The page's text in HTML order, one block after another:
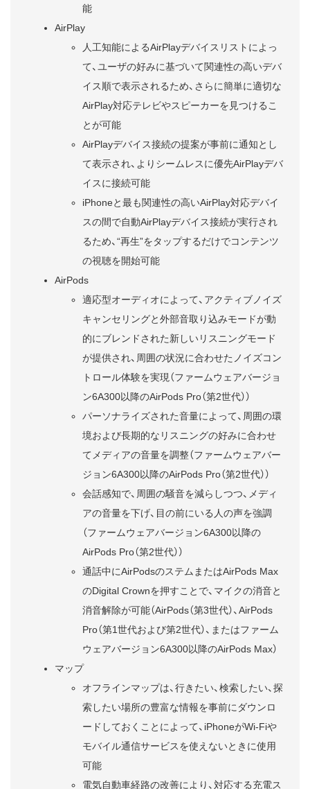
能
AirPlay
人工知能によるAirPlayデバイスリストによっ
て、ユーザの好みに基づいて関連性の高いデバ
イス順で表示されるため、さらに簡単に適切な
AirPlay対応テレビやスピーカーを見つけるこ
とが可能
AirPlayデバイス接続の提案が事前に通知とし
て表示され、よりシームレスに優先AirPlayデバ
イスに接続可能
iPhoneと最も関連性の高いAirPlay対応デバイ
スの間で自動AirPlayデバイス接続が実行され
るため、“再生”をタップするだけでコンテンツ
の視聴を開始可能
AirPods
適応型オーディオによって、アクティブノイズ
キャンセリングと外部音取り込みモードが動
的にブレンドされた新しいリスニングモード
が提供され、周囲の状況に合わせたノイズコン
トロール体験を実現（ファームウェアバージョ
ン6A300以降のAirPods Pro（第2世代））
パーソナライズされた音量によって、周囲の環
境および長期的なリスニングの好みに合わせ
てメディアの音量を調整（ファームウェアバー
ジョン6A300以降のAirPods Pro（第2世代））
会話感知で、周囲の騒音を減らしつつ、メディ
アの音量を下げ、目の前にいる人の声を強調
（ファームウェアバージョン6A300以降の
AirPods Pro（第2世代））
通話中にAirPodsのステムまたはAirPods Max
のDigital Crownを押すことで、マイクの消音と
消音解除が可能（AirPods（第3世代）、AirPods
Pro（第1世代および第2世代）、またはファーム
ウェアバージョン6A300以降のAirPods Max）
マップ
オフラインマップは、行きたい、検索したい、探
索したい場所の豊富な情報を事前にダウンロ
ードしておくことによって、iPhoneがWi-Fiや
モバイル通信サービスを使えないときに使用
可能
電気自動車経路の改善により、対応する充電ス